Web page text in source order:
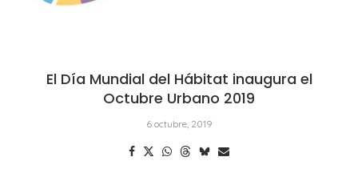
El Día Mundial del Hábitat inaugura el
Octubre Urbano 2019
6 octubre, 2019